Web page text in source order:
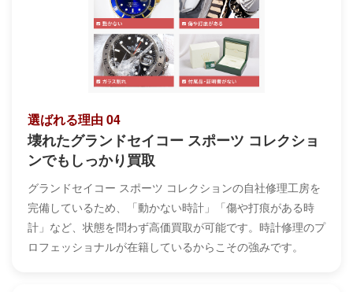
選ばれる理由 04
壊れたグランドセイコー スポーツ コレクショ
ンでもしっかり買取
グランドセイコー スポーツ コレクションの自社修理工房を
完備しているため、「動かない時計」「傷や打痕がある時
計」など、状態を問わず高価買取が可能です。時計修理のプ
ロフェッショナルが在籍しているからこその強みです。